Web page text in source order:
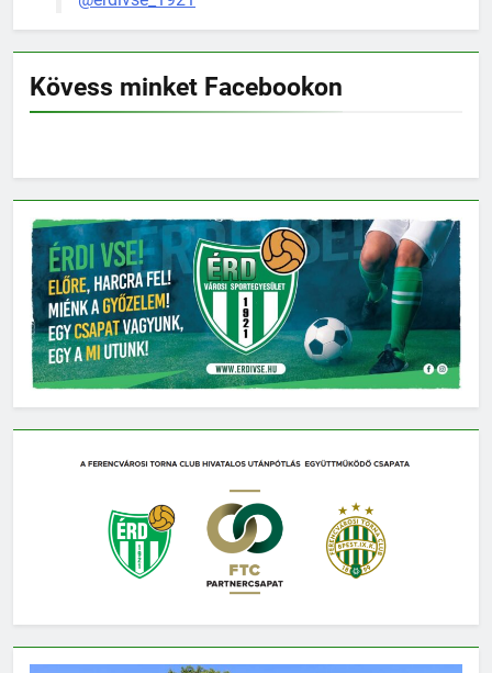
Kövess minket Facebookon